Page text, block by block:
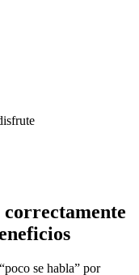
correctamente
se habla” por